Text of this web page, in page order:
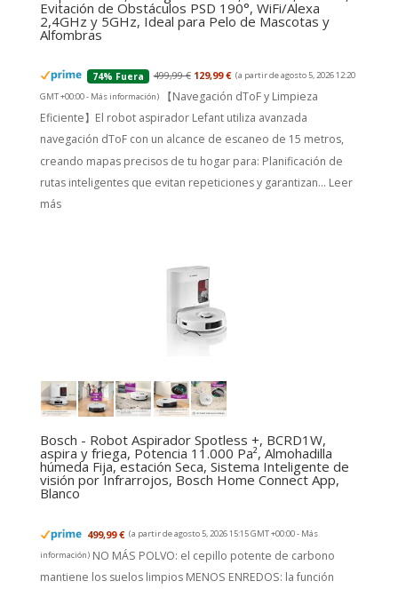
Evitación de Obstáculos PSD 190°, WiFi/Alexa
2,4GHz y 5GHz, Ideal para Pelo de Mascotas y
Alfombras
74% Fuera 499,99 € 129,99 € (a partir de agosto 5, 2026 12:20
GMT +00:00 - Más información)
【Navegación dToF y Limpieza
Eficiente】El robot aspirador Lefant utiliza avanzada
navegación dToF con un alcance de escaneo de 15 metros,
creando mapas precisos de tu hogar para: Planificación de
rutas inteligentes que evitan repeticiones y garantizan... Leer
más
Bosch - Robot Aspirador Spotless +, BCRD1W,
aspira y friega, Potencia 11.000 Pa², Almohadilla
húmeda Fija, estación Seca, Sistema Inteligente de
visión por Infrarrojos, Bosch Home Connect App,
Blanco
499,99 € (a partir de agosto 5, 2026 15:15 GMT +00:00 - Más
información) NO MÁS POLVO: el cepillo potente de carbono
mantiene los suelos limpios MENOS ENREDOS: la función